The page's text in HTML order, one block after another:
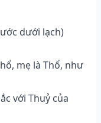
dưới lạch)
mẹ là Thổ, như
với Thuỷ của